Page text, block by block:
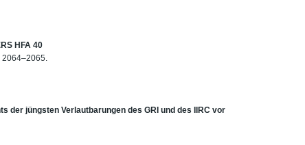
HFA 40
der jüngsten Verlautbarungen des GRI und des IIRC vor